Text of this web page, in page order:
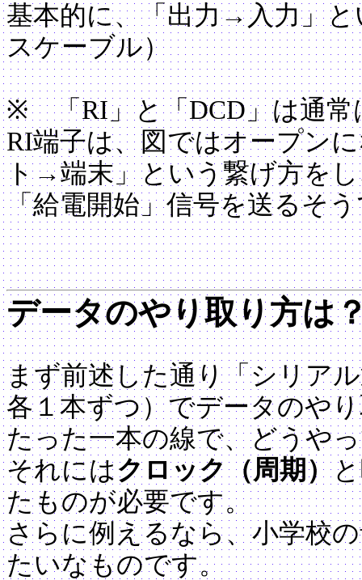
基本的に、「出力→入力」
スケーブル）
※ 「RI」と「DCD」は通常
RI端子は、図ではオープン
ト→端末」という繋げ方を
「給電開始」信号を送るそ
データのやり取り方は
まず前述した通り「シリア
各１本ずつ）でデータのや
たった一本の線で、どうや
それにはクロック（周期）
たものが必要です。
さらに例えるなら、小学校
たいなものです。